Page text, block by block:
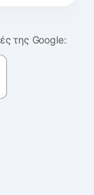
της Google: